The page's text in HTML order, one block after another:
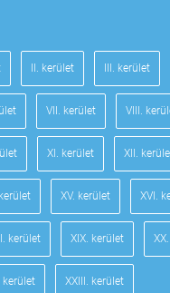
II. kerület III. kerület
VII. kerület VIII.
XI. kerület XII.
XV. kerület XVI.
kerület XIX. kerület
kerület XXIII. kerület